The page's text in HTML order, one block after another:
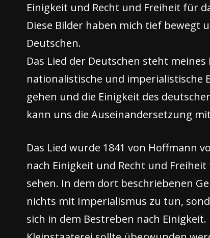
Einigkeit und Recht und Freiheit für
Diese Bilder haben mich tief bewegt
Deutschen.
Das Lied der Deutschen steht
nationalistische und imperialistische
gehen und die Einigkeit des
kann uns die Auseinandersetzung
Das Lied wurde 1841 von Hoffmann
nach Einigkeit und Recht und
sehen. In dem dort beschriebenen
nichts mit Imperialismus zu tun,
sich in dem Bestreben nach